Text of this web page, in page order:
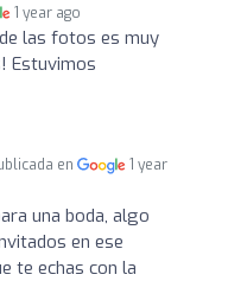
1 year ago
las fotos es muy
Estuvimos
en
1 year
una boda, algo
en ese
te echas con la